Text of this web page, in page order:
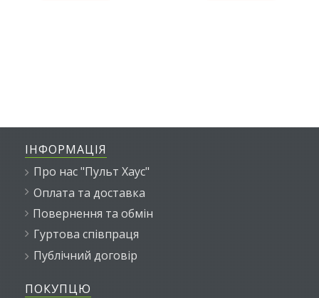
ІНФОРМАЦІЯ
Про нас "Пульт Хаус"
Оплата та доставка
Повернення та обмін
Гуртова співпраця
Публічний договір
ПОКУПЦЮ